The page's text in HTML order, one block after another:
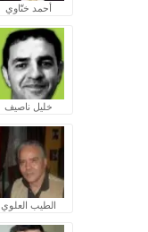
أحمد ختّاوي
خليل ناصيف
الطيب العلوي